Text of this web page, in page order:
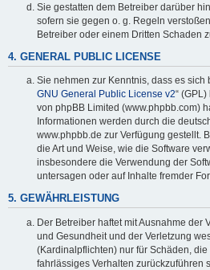
Sie gestatten dem Betreiber darüber
sofern sie gegen o. g. Regeln
Betreiber oder einem Dritten Schaden
4. GENERAL PUBLIC LICENSE
Sie nehmen zur Kenntnis, dass es sich
GNU General Public License v2“
von phpBB Limited (www.phpbb.com)
Informationen werden durch die
www.phpbb.de zur Verfügung gestellt.
die Art und Weise, wie die Software
insbesondere die Verwendung der
untersagen oder auf Inhalte fremder
5. GEWÄHRLEISTUNG
Der Betreiber haftet mit Ausnahme der
und Gesundheit und der Verletzung
(Kardinalpflichten) nur für Schäden,
fahrlässiges Verhalten zurückzuführen